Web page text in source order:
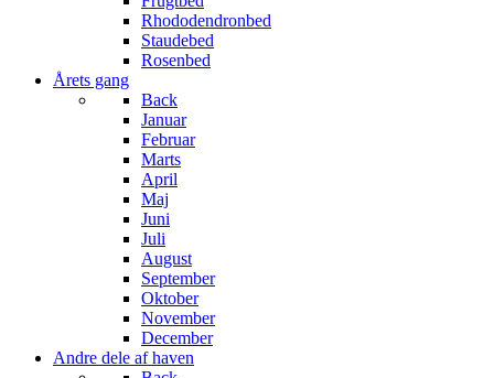
Rhododendronbed
Staudebed
Rosenbed
Årets gang
Back
Januar
Februar
Marts
April
Maj
Juni
Juli
August
September
Oktober
November
December
Andre dele af haven